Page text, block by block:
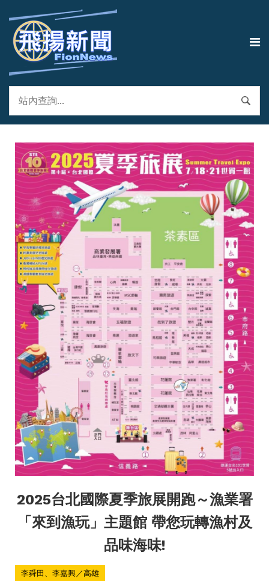
2025台北國際夏季旅展開跑～漁業署
「來到漁玩」主題館 帶您玩轉漁村及
品味海味!
李舜田、李嘉興／高雄